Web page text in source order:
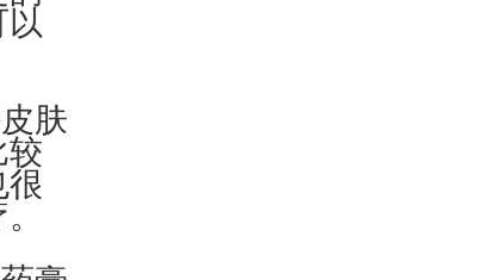
以
肤
较
很